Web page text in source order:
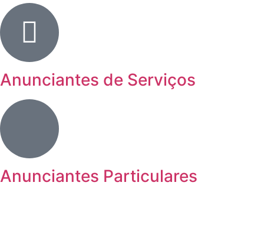
Anunciantes de Serviços
Anunciantes Particulares